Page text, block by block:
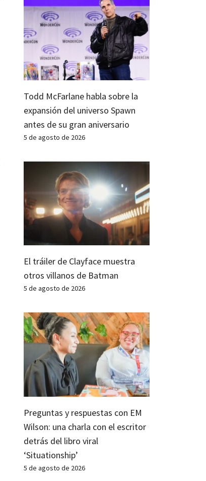
Todd McFarlane habla sobre la
expansión del universo Spawn
antes de su gran aniversario
5 de agosto de 2026
El tráiler de Clayface muestra
otros villanos de Batman
5 de agosto de 2026
Preguntas y respuestas con EM
Wilson: una charla con el escritor
detrás del libro viral
‘Situationship’
5 de agosto de 2026